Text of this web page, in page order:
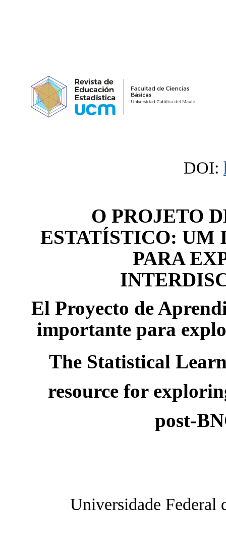
DOI:
O PROJETO
ESTATÍSTICO: UM
PARA
El Proyecto de
importante para
The Statistical
resource for
post-
Universidade Federal